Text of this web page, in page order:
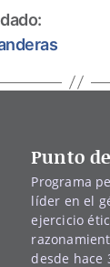
Punto
Programa
líder en el
ejercicio
desde hace